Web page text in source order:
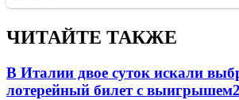
ЧИТАЙТЕ ТАКЖЕ
В Италии двое суток искали
лотерейный билет с выигрышем